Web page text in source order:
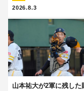
2026.8.3
山本祐大が2軍に残した